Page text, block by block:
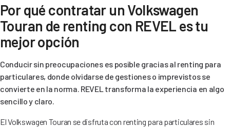
Por qué contratar un Volkswagen
Touran de renting con REVEL es tu
mejor opción
Conducir sin preocupaciones es posible gracias al renting para
particulares, donde olvidarse de gestiones o imprevistos se
convierte en la norma. REVEL transforma la experiencia en algo
sencillo y claro.
El Volkswagen Touran se disfruta con renting para particulares sin